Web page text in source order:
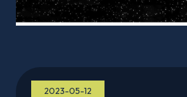
2023-05-12